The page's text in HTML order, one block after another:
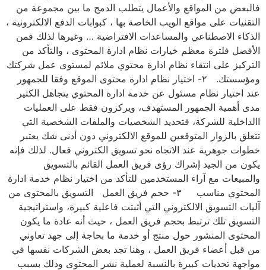
فالبعض من المواقع والأعمال يتطلب الدمج ما بين مجموعة من
التقنيات على مواقع الويب الخاصة بها ، كبوابات الدفع الالكترونية ،
الذكاء الاصطناعي والمساعدات الافتراضية … وغيرها لذلك فمن
الأفضل فلترة معظم خيارات نظام ادارة المحتوى ، والتأكد من
التركيز على انتقاء نظام ادارة محتوي ملائم لمستوى عمل شركتك
ومؤسستك. ٢- اختيار نظام ادارة محتوى الموقع وفقا للجمهور
عند اختيار نظام مسئول عن خدمة ادارة المحتوي يتجاهل الكثير
مدى أهمية الجمهور المستهدف، ويركزون فقط على العمليات
االداخلية للشركة، فتحديد الشخصيات والملفات الشخصية التي
تتعلق بالزوار المتوقعين للموقع الالكتروني دون أدنى شك يعتبر
خطوات جوهرية عند الاتجاه نحو تسويق الكتروني فعال. لذلك فإنه
يكون من الجيد إشراك رؤى فريق العمل القائم بالتسويق
والمبيعات مع آراء المستخدمين للتأكد من اختيار نظام خدمة ادارة
المحتوي مناسب ٣- حجم فريق العمل التسويق بالمحتوى من
آليات التسويق الالكتروني التي أثبتت فاعلية كبيرة، واستراتيجية
التسويق تلك ترتبط بحجم فريق العمل ، حيث أنه عادة ما يكون
المحتوى المنشور حول منتج أو خدمة ما بحاجة إلى جهد تعاوني
من قبل أعضاء فريق العمل ، وهنا تجد بعض الشركات نفسها في
مواجهة تحديات كبيرة بالنسبة لعملية نشر المحتوى وذلك بسبب